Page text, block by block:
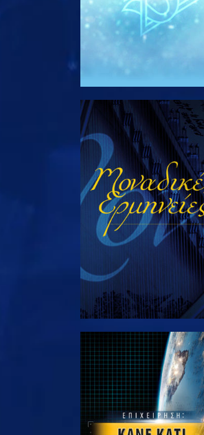
ΠΑΡΑΚΟΛΟΥΘΗΣΤΕ
ΕΞΕΡΕΥΝΗΣΤΕ ΤΗ ΣΕΙΡΑ